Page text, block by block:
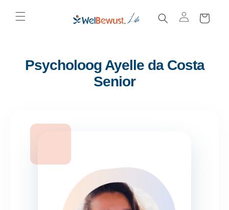
naar de
content
w
n
Psycholoog Ayelle da Costa
Senior